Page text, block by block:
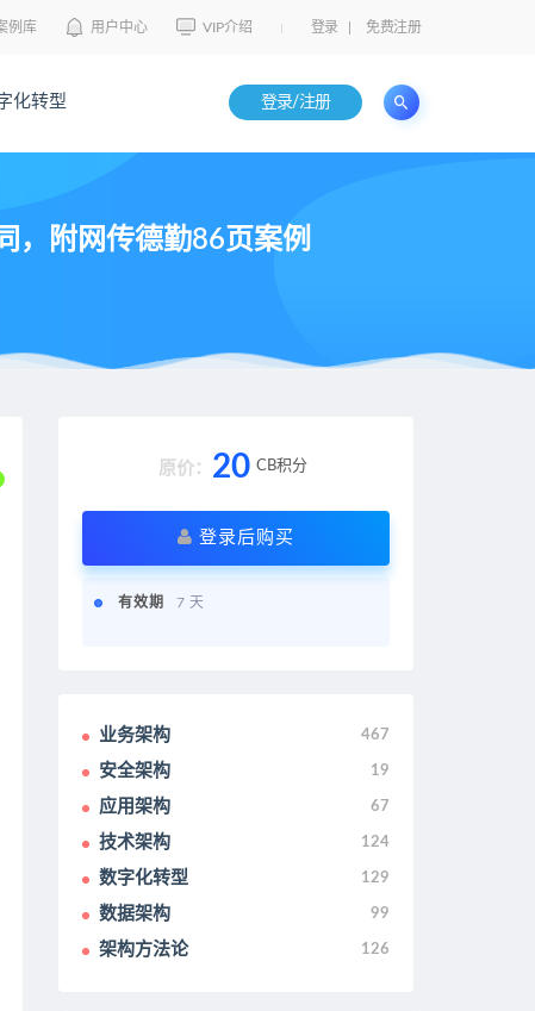
例库 用户中心 VIP介绍 登录 免费注册
化转型 登录/注册
，附网传德勤86页案例
原价： 20 CB积分
登录后购买
有效期 7 天
业务架构 467
安全架构 19
应用架构 67
技术架构 124
数字化转型 129
数据架构 99
架构方法论 126